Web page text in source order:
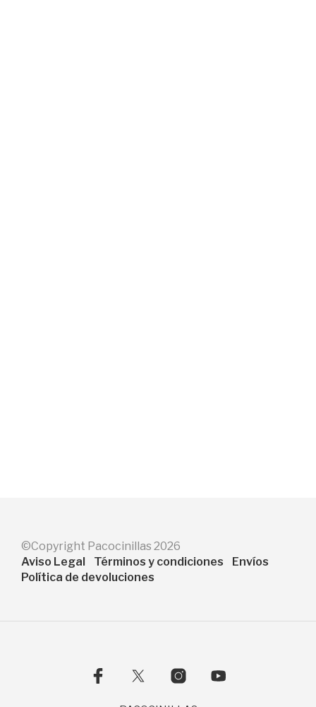
©Copyright Pacocinillas 2026
Aviso Legal
Términos y condiciones
Envíos
Política de devoluciones